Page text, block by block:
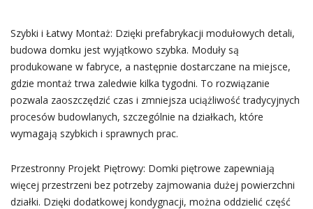
Szybki i Łatwy Montaż: Dzięki prefabrykacji modułowych detali,
budowa domku jest wyjątkowo szybka. Moduły są
produkowane w fabryce, a następnie dostarczane na miejsce,
gdzie montaż trwa zaledwie kilka tygodni. To rozwiązanie
pozwala zaoszczędzić czas i zmniejsza uciążliwość tradycyjnych
procesów budowlanych, szczególnie na działkach, które
wymagają szybkich i sprawnych prac.
Przestronny Projekt Piętrowy: Domki piętrowe zapewniają
więcej przestrzeni bez potrzeby zajmowania dużej powierzchni
działki. Dzięki dodatkowej kondygnacji, można oddzielić część